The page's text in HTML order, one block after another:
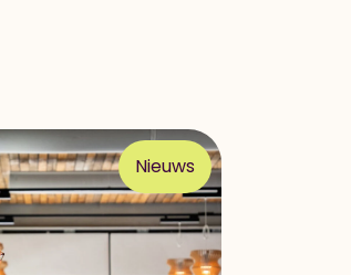
Nieuws